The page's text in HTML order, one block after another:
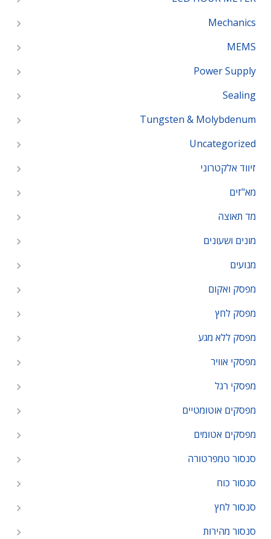
Mechanics
MEMS
Power Supply
Sealing
Tungsten & Molybdenum
Uncategorized
זיווד אלקטרוני
מא"זים
מד תאוצה
מונים ושעונים
מנועים
מפסק ואקום
מפסק לחץ
מפסק ללא מגע
מפסקי אוויר
מפסקי רגל
מפסקים אוטומטיים
מפסקים אטומים
סנסור טמפרטורה
סנסור כוח
סנסור לחץ
סנסור מהירות